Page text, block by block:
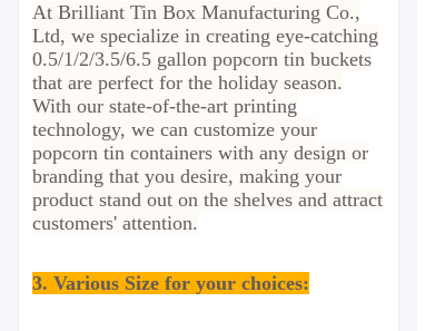
At Brilliant Tin Box Manufacturing Co.,
Ltd, we specialize in creating eye-catching
0.5/1/2/3.5/6.5 gallon popcorn tin buckets
that are perfect for the holiday season.
With our state-of-the-art printing
technology, we can customize your
popcorn tin containers with any design or
branding that you desire, making your
product stand out on the shelves and attract
customers' attention.
3. Various Size for your choices: